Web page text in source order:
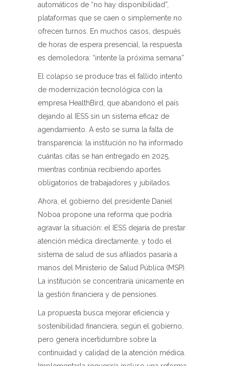
automáticos de “no hay disponibilidad”,
plataformas que se caen o simplemente no
ofrecen turnos. En muchos casos, después
de horas de espera presencial, la respuesta
es demoledora: “intente la próxima semana”
El colapso se produce tras el fallido intento
de modernización tecnológica con la
empresa HealthBird, que abandonó el país
dejando al IESS sin un sistema eficaz de
agendamiento. A esto se suma la falta de
transparencia: la institución no ha informado
cuántas citas se han entregado en 2025,
mientras continúa recibiendo aportes
obligatorios de trabajadores y jubilados.
Ahora, el gobierno del presidente Daniel
Noboa propone una reforma que podría
agravar la situación: el IESS dejaría de prestar
atención médica directamente, y todo el
sistema de salud de sus afiliados pasaría a
manos del Ministerio de Salud Pública (MSP).
La institución se concentraría únicamente en
la gestión financiera y de pensiones.
La propuesta busca mejorar eficiencia y
sostenibilidad financiera, según el gobierno,
pero genera incertidumbre sobre la
continuidad y calidad de la atención médica.